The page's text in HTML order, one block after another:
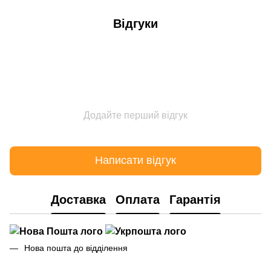
Відгуки
Додайте перший відгук
Написати відгук
Доставка Оплата Гарантія
Нова пошта до відділення